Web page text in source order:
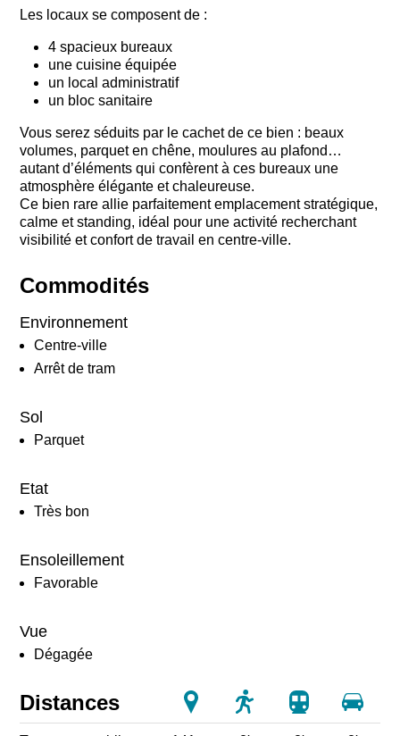
Les locaux se composent de :
4 spacieux bureaux
une cuisine équipée
un local administratif
un bloc sanitaire
Vous serez séduits par le cachet de ce bien : beaux
volumes, parquet en chêne, moulures au plafond…
autant d’éléments qui confèrent à ces bureaux une
atmosphère élégante et chaleureuse.
Ce bien rare allie parfaitement emplacement stratégique,
calme et standing, idéal pour une activité recherchant
visibilité et confort de travail en centre-ville.
Commodités
Environnement
Centre-ville
Arrêt de tram
Sol
Parquet
Etat
Très bon
Ensoleillement
Favorable
Vue
Dégagée
Distances